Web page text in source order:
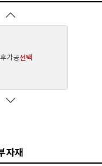
가공선택
자재